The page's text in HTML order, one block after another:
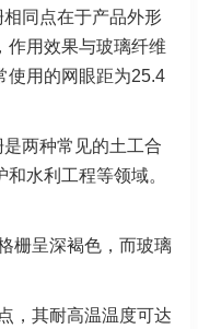
同点在于产品外形
作用效果与玻璃纤维
使用的网眼距为25.4
两种常见的土工合
水利工程等领域。
栅呈深褐色，而玻璃
，其耐高温温度可达